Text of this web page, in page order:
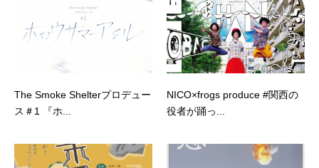
The Smoke Shelterプロデュー
ス＃1 『ホ...
NICO×frogs produce #関西の
役者が踊っ...